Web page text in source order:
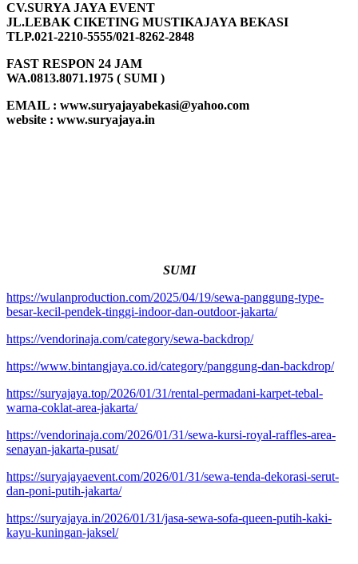
CV.SURYA JAYA EVENT
JL.LEBAK CIKETING MUSTIKAJAYA BEKASI
TLP.021-2210-5555/021-8262-2848
FAST RESPON 24 JAM
WA.0813.8071.1975 ( SUMI )
EMAIL : www.suryajayabekasi@yahoo.com
website : www.suryajaya.in
SUMI
https://wulanproduction.com/2025/04/19/sewa-panggung-type-
besar-kecil-pendek-tinggi-indoor-dan-outdoor-jakarta/
https://vendorinaja.com/category/sewa-backdrop/
https://www.bintangjaya.co.id/category/panggung-dan-backdrop/
https://suryajaya.top/2026/01/31/rental-permadani-karpet-tebal-
warna-coklat-area-jakarta/
https://vendorinaja.com/2026/01/31/sewa-kursi-royal-raffles-area-
senayan-jakarta-pusat/
https://suryajayaevent.com/2026/01/31/sewa-tenda-dekorasi-serut-
dan-poni-putih-jakarta/
https://suryajaya.in/2026/01/31/jasa-sewa-sofa-queen-putih-kaki-
kayu-kuningan-jaksel/